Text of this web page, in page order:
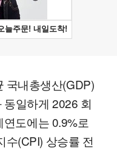
국내총생산(GDP)
일하게 2026 회
도에는 0.9%로
수(CPI) 상승률 전